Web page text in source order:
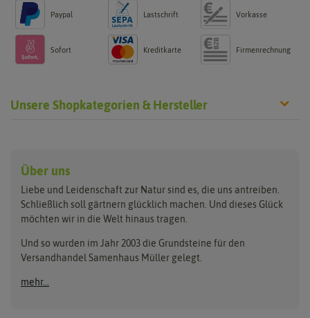
Paypal Lastschrift Vorkasse
Sofort Kreditkarte Firmenrechnung
Unsere Shopkategorien & Hersteller
Anzuchtschalen
Erdbeertürme
Folien, Vliese und Netze
Gartengeräte
Nützlinge & Nisthilfen
Keimsprossen
Saatgut für Werbezwecke
Samen-Sets
Gemüsesamen
Benary
Buzzy Seeds
Clever Pots
Dürr-Samen
FLORTUS
Greenline
Grüne Oase
Über uns
Liebe und Leidenschaft zur Natur sind es, die uns antreiben.
Schließlich soll gärtnern glücklich machen. Und dieses Glück
möchten wir in die Welt hinaus tragen.
Und so wurden im Jahr 2003 die Grundsteine für den
Versandhandel Samenhaus Müller gelegt.
mehr...